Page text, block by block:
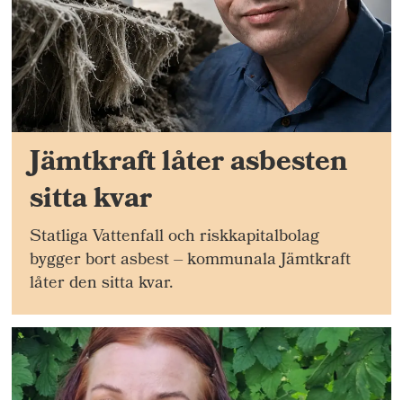
Jämtkraft låter asbesten
sitta kvar
Statliga Vattenfall och riskkapitalbolag
bygger bort asbest – kommunala Jämtkraft
låter den sitta kvar.